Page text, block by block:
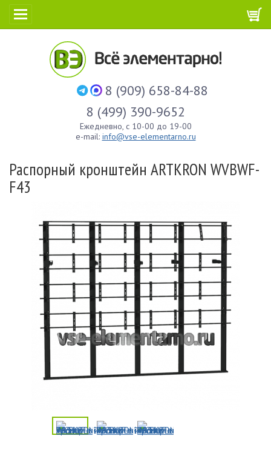
8 (909) 658-84-88
8 (499) 390-9652
Ежедневно, с 10-00 до 19-00
e-mail: info@vse-elementarno.ru
Распорный кронштейн ARTKRON WVBWF-
F43